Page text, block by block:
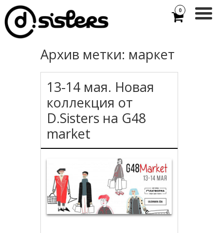
0
Архив метки: маркет
13-14 мая. Новая
коллекция от
D.Sisters на G48
market